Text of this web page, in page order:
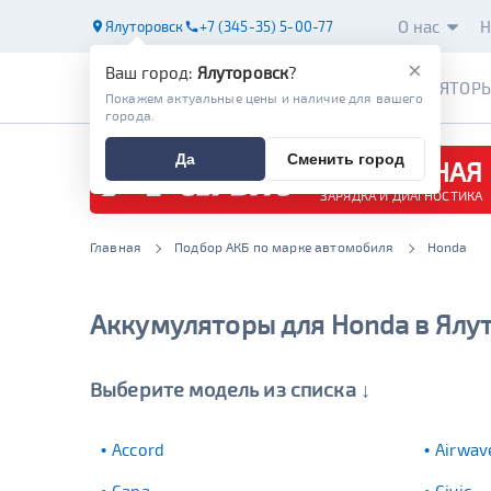
Ялуторовск +7 (345-35) 5-00-77 О нас
БЕСПЛАТНАЯ
ЗАРЯДКА И ДИАГНОСТИКА
Главная Подбор АКБ по марке автомобиля Honda
Аккумуляторы для Honda в
Выберите модель из списка ↓
Accord
×
Ваш город: Ялуторовск?
Покажем актуальные цены и наличие для вашего
города.
Да Сменить город